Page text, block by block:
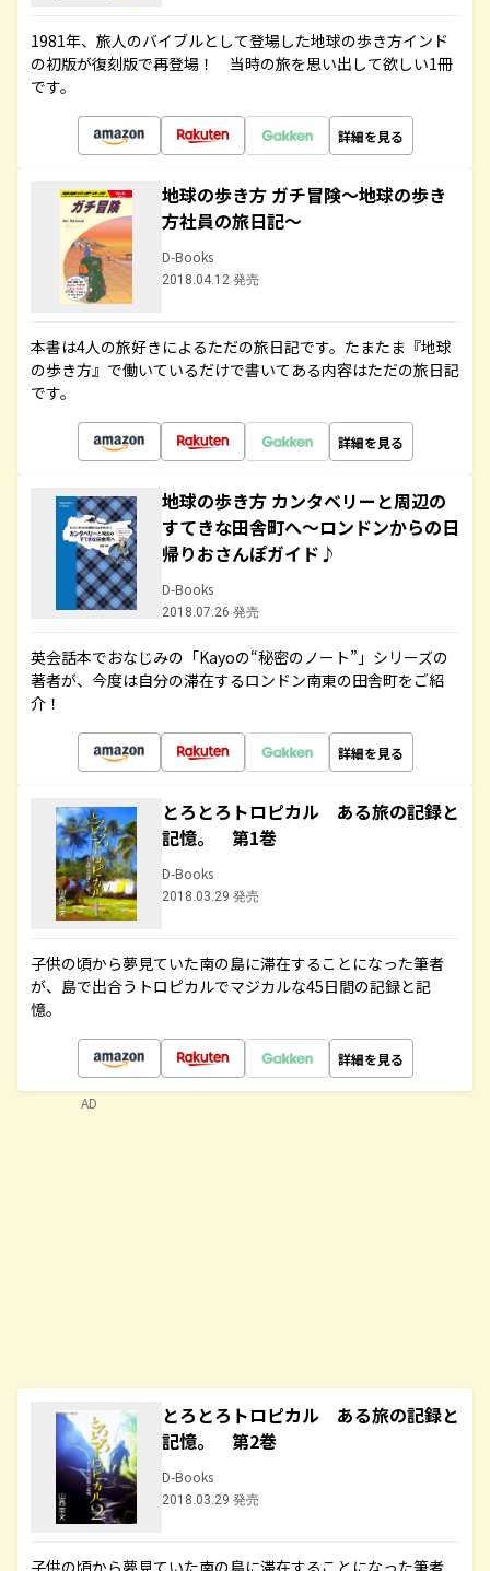
1981年、旅人のバイブルとして登場した地球の歩き方インド
の初版が復刻版で再登場！ 当時の旅を思い出して欲しい1冊
です。
詳細を見る
地球の歩き方 ガチ冒険～地球の歩き
方社員の旅日記～
D-Books
2018.04.12 発売
本書は4人の旅好きによるただの旅日記です。たまたま『地球
の歩き方』で働いているだけで書いてある内容はただの旅日記
です。
詳細を見る
地球の歩き方 カンタベリーと周辺の
すてきな田舎町へ～ロンドンからの日
帰りおさんぽガイド♪
D-Books
2018.07.26 発売
英会話本でおなじみの「Kayoの“秘密のノート”」シリーズの
著者が、今度は自分の滞在するロンドン南東の田舎町をご紹
介！
詳細を見る
とろとろトロピカル ある旅の記録と
記憶。 第1巻
D-Books
2018.03.29 発売
子供の頃から夢見ていた南の島に滞在することになった筆者
が、島で出合うトロピカルでマジカルな45日間の記録と記
憶。
詳細を見る
とろとろトロピカル ある旅の記録と
記憶。 第2巻
D-Books
2018.03.29 発売
子供の頃から夢見ていた南の島に滞在することになった筆者
AD